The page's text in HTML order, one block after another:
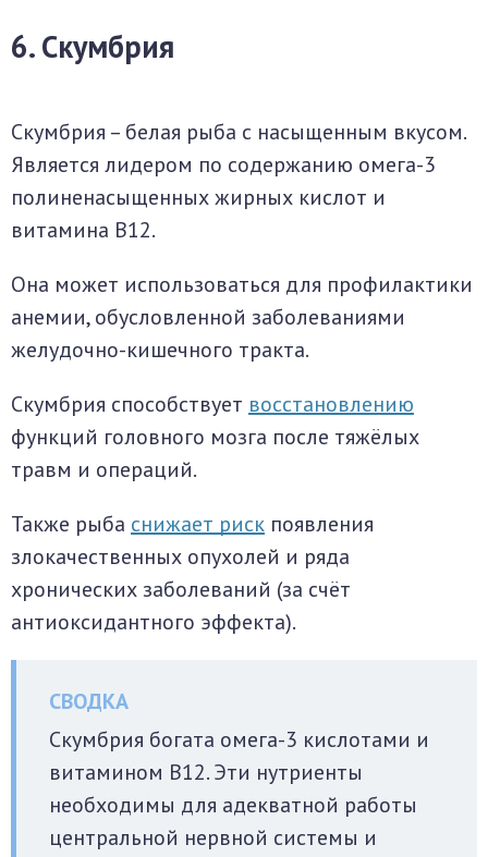
6. Скумбрия
Скумбрия – белая рыба с насыщенным вкусом.
Является лидером по содержанию омега-3
полиненасыщенных жирных кислот и
витамина B12.
Она может использоваться для профилактики
анемии, обусловленной заболеваниями
желудочно-кишечного тракта.
Скумбрия способствует восстановлению
функций головного мозга после тяжёлых
травм и операций.
Также рыба снижает риск появления
злокачественных опухолей и ряда
хронических заболеваний (за счёт
антиоксидантного эффекта).
Скумбрия богата омега-3 кислотами и
витамином B12. Эти нутриенты
необходимы для адекватной работы
центральной нервной системы и